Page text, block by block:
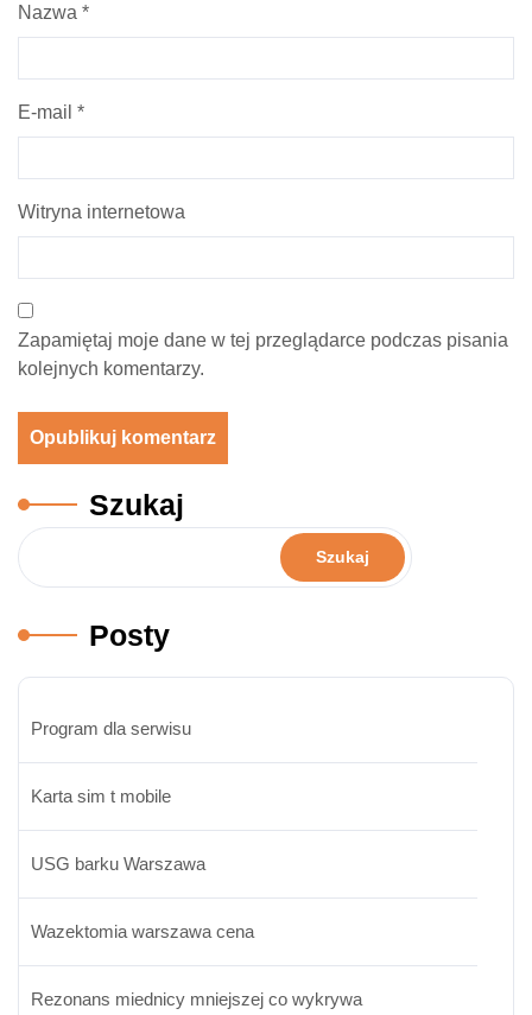
Nazwa *
E-mail *
Witryna internetowa
Zapamiętaj moje dane w tej przeglądarce podczas pisania
kolejnych komentarzy.
Szukaj
Szukaj
Posty
Program dla serwisu
Karta sim t mobile
USG barku Warszawa
Wazektomia warszawa cena
Rezonans miednicy mniejszej co wykrywa